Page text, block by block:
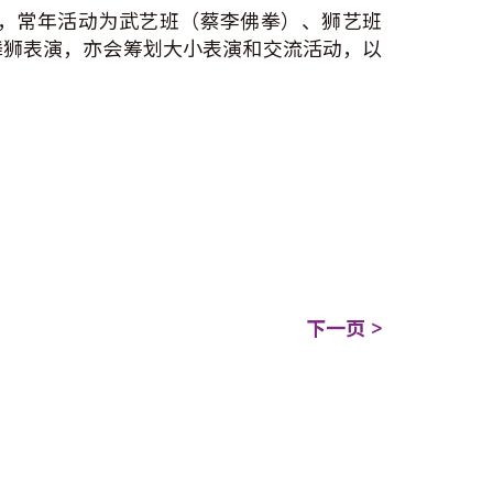
常年活动为武艺班（蔡李佛拳）、狮艺班
表演，亦会筹划大小表演和交流活动，以
下一页 >